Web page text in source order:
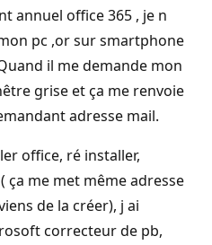
annuel office 365 , je n
pc ,or sur smartphone
il me demande mon
grise et ça me renvoie
adresse mail.
office, ré installer,
ça me met même adresse
de la créer), j ai
correcteur de pb,